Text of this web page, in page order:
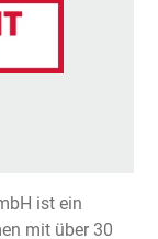
ist ein
mit über 30